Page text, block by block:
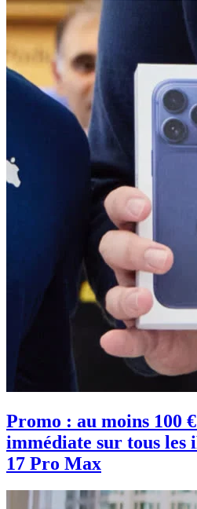
Promo : au moins 100
immédiate sur tous les
17 Pro Max